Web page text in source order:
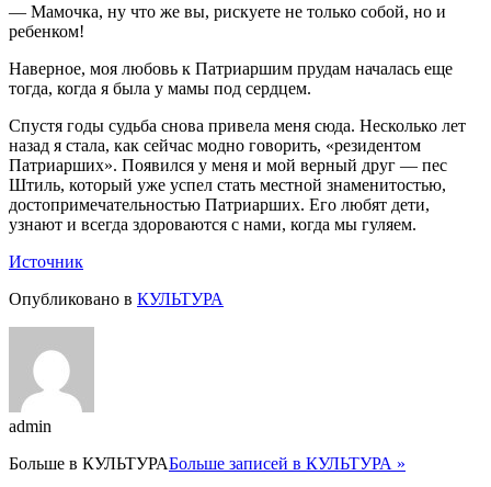
— Мамочка, ну что же вы, рискуете не только собой, но и
ребенком!
Наверное, моя любовь к Патриаршим прудам началась еще
тогда, когда я была у мамы под сердцем.
Спустя годы судьба снова привела меня сюда. Несколько лет
назад я стала, как сейчас модно говорить, «резидентом
Патриарших». Появился у меня и мой верный друг — пес
Штиль, который уже успел стать местной знаменитостью,
достопримечательностью Патриарших. Его любят дети,
узнают и всегда здороваются с нами, когда мы гуляем.
Источник
Опубликовано в КУЛЬТУРА
admin
Больше в КУЛЬТУРАБольше записей в КУЛЬТУРА »